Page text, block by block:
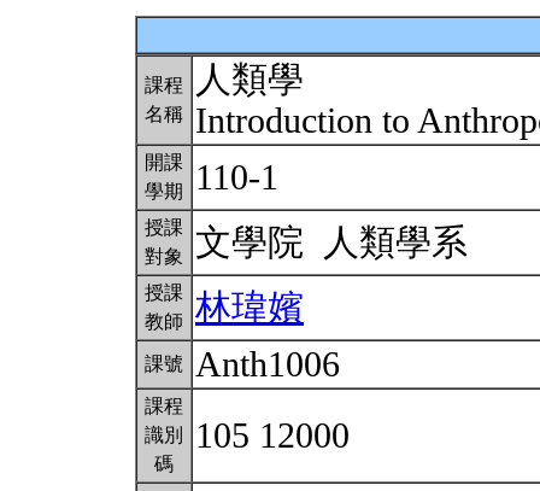
課程
名稱
人類學
Introduction to
開課
學期
110-1
授課
對象
文學院 人類學系
授課
教師
林瑋嬪
課號 Anth1006
課程
識別
碼
105 12000